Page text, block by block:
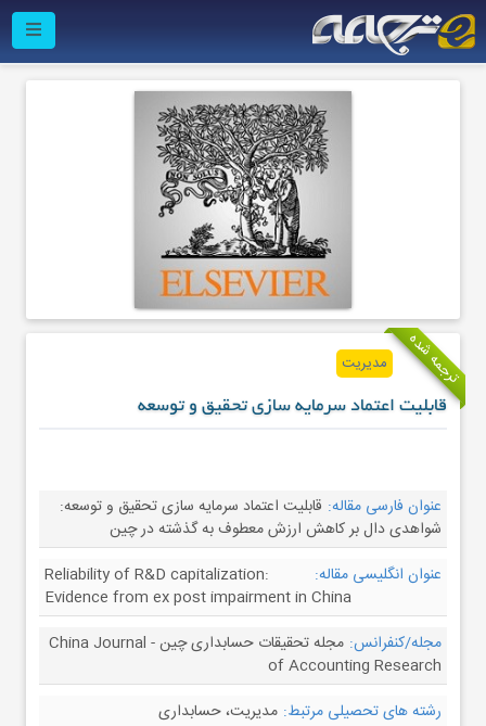
ترجمه شده مدیریت
قابلیت اعتماد سرمایه‌ سازی تحقیق و توسعه
عنوان فارسی مقاله: قابلیت اعتماد سرمایه‌ سازی تحقیق و توسعه:
شواهدی دال بر کاهش ارزش معطوف به گذشته در چین
عنوان انگلیسی مقاله:
Reliability of R&D capitalization:
Evidence from ex post impairment in China
مجله/کنفرانس:
مجله تحقیقات حسابداری چین - China Journal
of Accounting Research
رشته های تحصیلی مرتبط: مدیریت، حسابداری